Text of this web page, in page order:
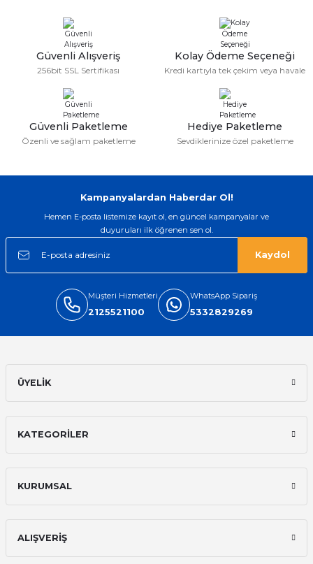
Bu ürüne benzer farklı alternatifler olmalı.
Güvenli Alışveriş
256bit SSL Sertifikası
Kolay Ödeme Seçeneği
Kredi kartıyla tek çekim veya havale
Güvenli Paketleme
Özenli ve sağlam paketleme
Hediye Paketleme
Sevdiklerinize özel paketleme
Kampanyalardan Haberdar Ol!
Hemen E-posta listemize kayıt ol, en güncel kampanyalar ve
duyuruları ilk öğrenen sen ol.
Kaydol
Müşteri Hizmetleri
2125521100
WhatsApp Sipariş
5332829269
ÜYELİK
KATEGORİLER
KURUMSAL
ALIŞVERİŞ